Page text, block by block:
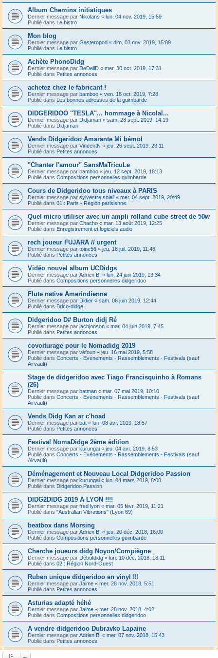
Album Chemins initiatiques
Dernier message par Nikolans « lun. 04 nov. 2019, 15:59
Publié dans Le bistro
Mon blog
Dernier message par Gasteropod « dim. 03 nov. 2019, 15:09
Publié dans Le bistro
Achète PhonoDidg
Dernier message par DeDellD « mer. 30 oct. 2019, 17:31
Publié dans Petites annonces
achetez chez le fabricant !
Dernier message par bamboo « ven. 18 oct. 2019, 7:28
Publié dans Les bonnes adresses de la guimbarde
DIDGERIDOO "TESLA"... hommage à Nicolaï...
Dernier message par Didjaman « sam. 28 sept. 2019, 14:19
Publié dans Didjaman
Vends Didgeridoo Amarante Mi bémol
Dernier message par VincentN « jeu. 26 sept. 2019, 23:11
Publié dans Petites annonces
"Chanter l'amour" SansMaTricuLe
Dernier message par bamboo « jeu. 12 sept. 2019, 18:13
Publié dans Compositions personnelles guimbarde
Cours de Didgeridoo tous niveaux à PARIS
Dernier message par sylvestre soleil « mer. 04 sept. 2019, 20:49
Publié dans 01 : Paris - Région parisienne.
Quel micro utiliser avec un ampli rolland cube street de 50w
Dernier message par Chacho « mar. 13 août 2019, 12:25
Publié dans Enregistrement et logiciels audio
rech joueur FUJARA // urgent
Dernier message par toine56 « jeu. 18 juil. 2019, 11:46
Publié dans Petites annonces
Vidéo nouvel album UCDidgs
Dernier message par Adrien B. « lun. 24 juin 2019, 13:34
Publié dans Compositions personnelles didgeridoo
Flute native Amerindienne
Dernier message par Didier « sam. 08 juin 2019, 12:44
Publié dans Brico-didge
Didgeridoo D# Burton didj Ré
Dernier message par jachjonson « mar. 04 juin 2019, 7:45
Publié dans Petites annonces
covoiturage pour le Nomadidg 2019
Dernier message par véfoun « jeu. 16 mai 2019, 5:58
Publié dans Concerts - Evénements - Rassemblements - Festivals (sauf
Airvault)
Stage de didgeridoo avec Tiago Francisquinho à Romans
(26)
Dernier message par batman « mar. 07 mai 2019, 10:10
Publié dans Concerts - Evénements - Rassemblements - Festivals (sauf
Airvault)
Vends Didg Kan ar c'hoad
Dernier message par bat « lun. 08 avr. 2019, 18:57
Publié dans Petites annonces
Festival NomaDidge 2ème édition
Dernier message par kurungai « jeu. 04 avr. 2019, 8:53
Publié dans Concerts - Evénements - Rassemblements - Festivals (sauf
Airvault)
Déménagement et Nouveau Local Didgeridoo Passion
Dernier message par kurungai « lun. 04 mars 2019, 8:08
Publié dans Didgeridoo Passion
DIDG2DIDG 2019 A LYON !!!!
Dernier message par fred lyon « mar. 05 févr. 2019, 11:21
Publié dans "Australian Vibrations" (Lyon 69)
beatbox dans Morsing
Dernier message par Adrien B. « jeu. 20 déc. 2018, 16:00
Publié dans Compositions personnelles guimbarde
Cherche joueurs didg Noyon/Compiègne
Dernier message par Débutdidg « lun. 10 déc. 2018, 18:11
Publié dans 02 : Région Nord-Ouest
Ruben unique didgeridoo en vinyl !!!
Dernier message par Jaime « mer. 28 nov. 2018, 5:51
Publié dans Petites annonces
Asturias adapté héhé
Dernier message par Jaime « mer. 28 nov. 2018, 4:02
Publié dans Compositions personnelles didgeridoo
A vendre didgeridoo Dubravko Lapaine
Dernier message par Adrien B. « mer. 07 nov. 2018, 15:43
Publié dans Petites annonces